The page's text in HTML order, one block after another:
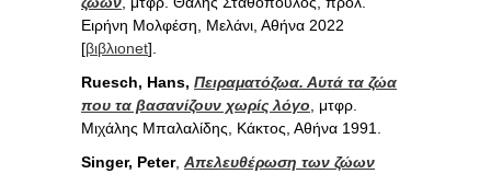
Ειρήνη Μολφέση, Μελάνι, Αθήνα 2022
[βιβλιοnet].
Ruesch, Hans, Πειραματόζωα. Αυτά τα ζώα
που τα βασανίζουν χωρίς λόγο , μτφρ.
Μιχάλης Μπαλαλίδης, Κάκτος, Αθήνα 1991.
Singer, Peter, Απελευθέρωση των ζώων